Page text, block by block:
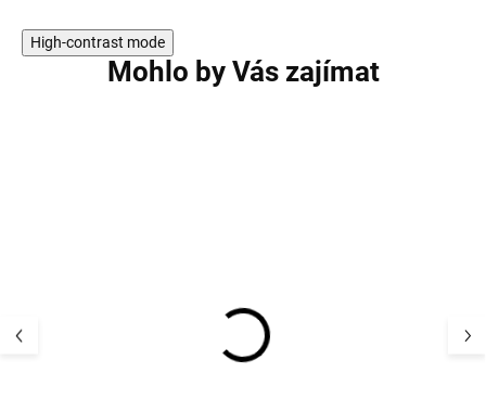
High-contrast mode
Mohlo by Vás zajímat